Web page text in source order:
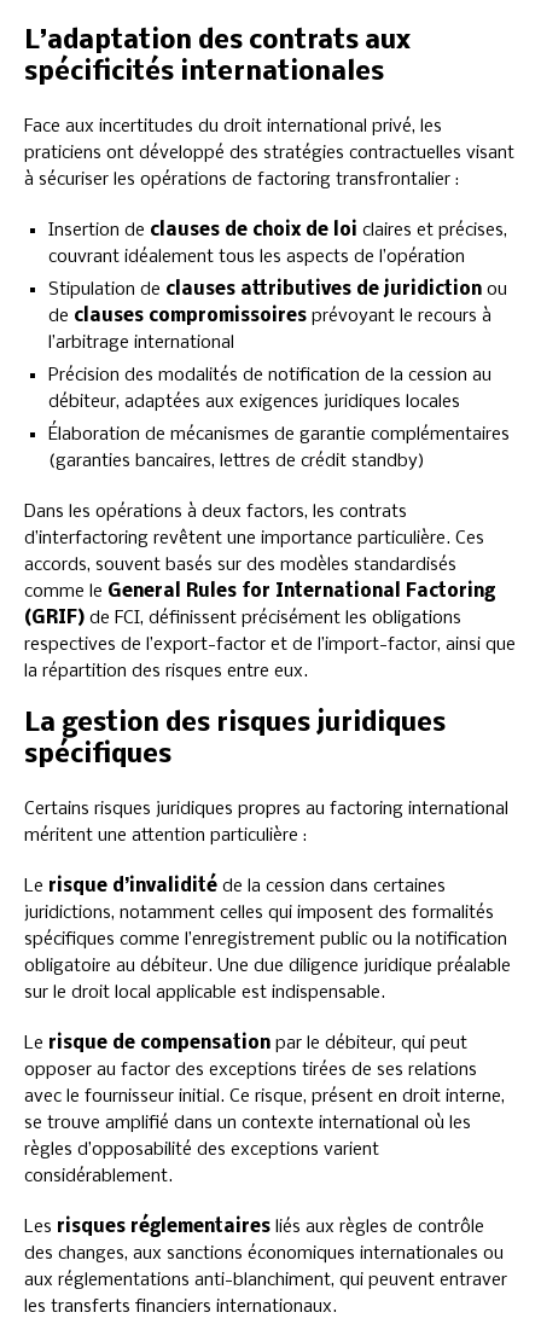
L’adaptation des contrats aux
spécificités internationales
Face aux incertitudes du droit international privé, les
praticiens ont développé des stratégies contractuelles visant
à sécuriser les opérations de factoring transfrontalier :
Insertion de clauses de choix de loi claires et précises,
couvrant idéalement tous les aspects de l’opération
Stipulation de clauses attributives de juridiction ou
de clauses compromissoires prévoyant le recours à
l’arbitrage international
Précision des modalités de notification de la cession au
débiteur, adaptées aux exigences juridiques locales
Élaboration de mécanismes de garantie complémentaires
(garanties bancaires, lettres de crédit standby)
Dans les opérations à deux factors, les contrats
d’interfactoring revêtent une importance particulière. Ces
accords, souvent basés sur des modèles standardisés
comme le General Rules for International Factoring
(GRIF) de FCI, définissent précisément les obligations
respectives de l’export-factor et de l’import-factor, ainsi que
la répartition des risques entre eux.
La gestion des risques juridiques
spécifiques
Certains risques juridiques propres au factoring international
méritent une attention particulière :
Le risque d’invalidité de la cession dans certaines
juridictions, notamment celles qui imposent des formalités
spécifiques comme l’enregistrement public ou la notification
obligatoire au débiteur. Une due diligence juridique préalable
sur le droit local applicable est indispensable.
Le risque de compensation par le débiteur, qui peut
opposer au factor des exceptions tirées de ses relations
avec le fournisseur initial. Ce risque, présent en droit interne,
se trouve amplifié dans un contexte international où les
règles d’opposabilité des exceptions varient
considérablement.
Les risques réglementaires liés aux règles de contrôle
des changes, aux sanctions économiques internationales ou
aux réglementations anti-blanchiment, qui peuvent entraver
les transferts financiers internationaux.